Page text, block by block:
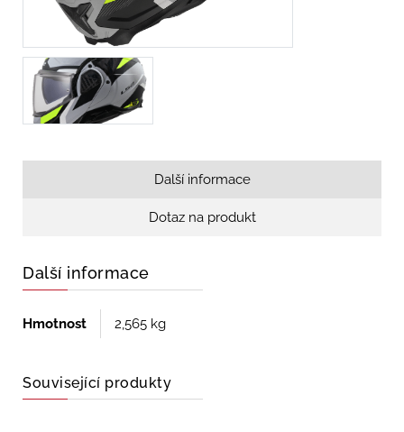
Další informace
Dotaz na produkt
Další informace
Hmotnost 2,565 kg
Související produkty